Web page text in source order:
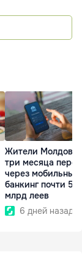
Жители Молдовы
три месяца
через мобильный
банкинг почти 50
млрд леев
6 дней назад